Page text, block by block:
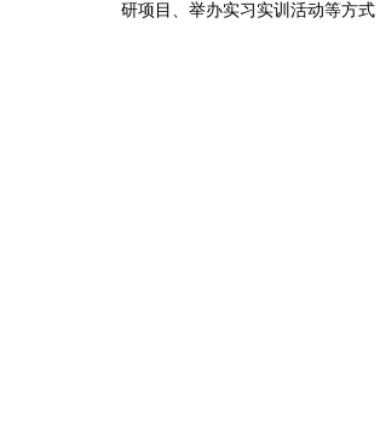
研项目、举办实习实训活动等方